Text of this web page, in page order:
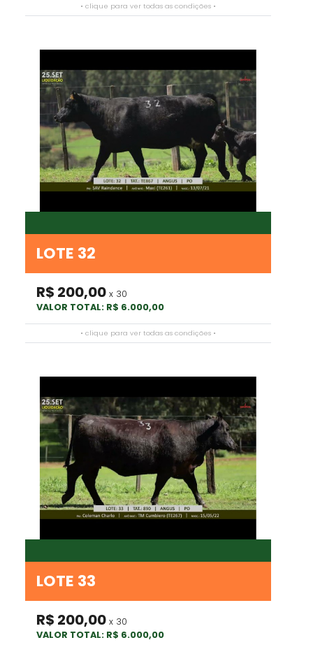
• clique para ver todas as condições •
LOTE 32
R$ 200,00 x 30
VALOR TOTAL: R$ 6.000,00
• clique para ver todas as condições •
LOTE 33
R$ 200,00 x 30
VALOR TOTAL: R$ 6.000,00